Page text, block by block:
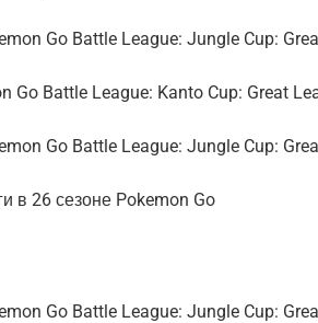
Battle League: Kanto Cup: Great
в 26 сезоне Pokemon Go